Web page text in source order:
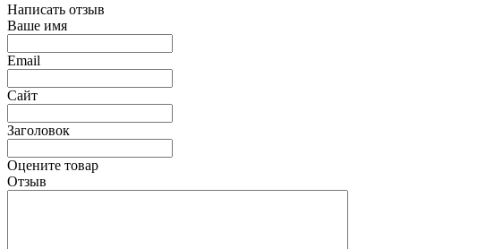
Написать отзыв
Ваше имя
Email
Сайт
Заголовок
Оцените товар
Отзыв